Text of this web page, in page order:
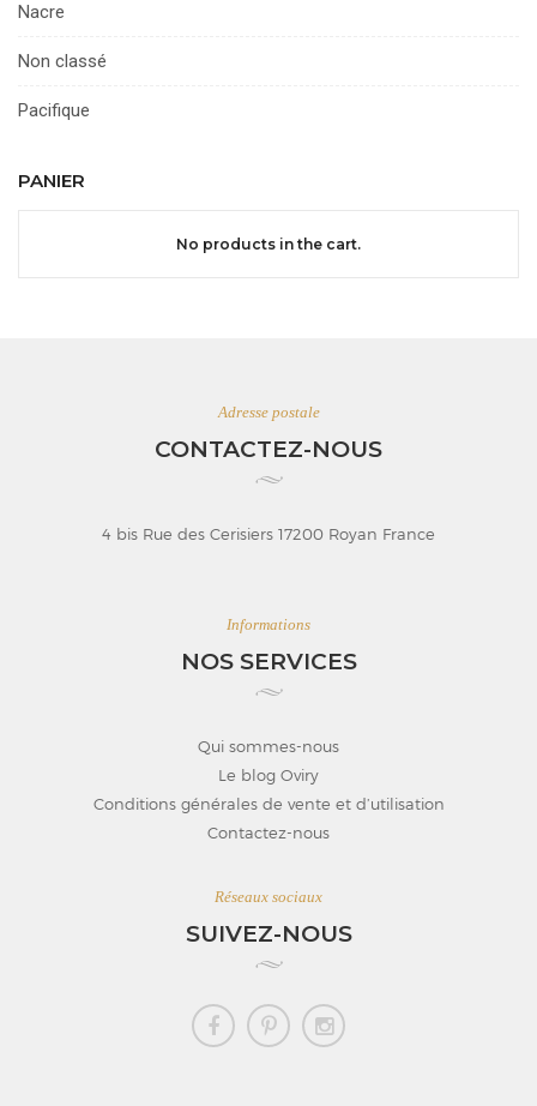
Nacre
Non classé
Pacifique
PANIER
No products in the cart.
Adresse postale
CONTACTEZ-NOUS
4 bis Rue des Cerisiers 17200 Royan France
Informations
NOS SERVICES
Qui sommes-nous
Le blog Oviry
Conditions générales de vente et d’utilisation
Contactez-nous
Réseaux sociaux
SUIVEZ-NOUS